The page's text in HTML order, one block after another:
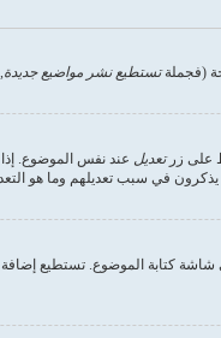
(فجملةتستطيع نشر مواضيع
على زرتعديل عند نفس الموضوع.
في سبب تعديلهم وما هو
كتابة الموضوع. تستطيع إضافة